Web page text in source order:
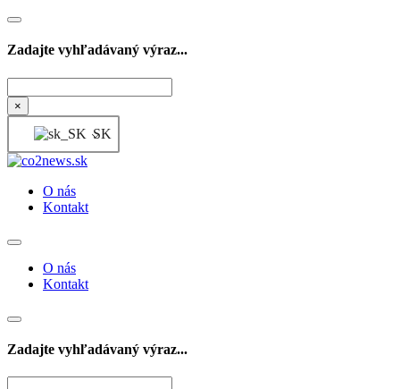
Zadajte vyhľadávaný výraz...
×
SK
O nás
Kontakt
O nás
Kontakt
Zadajte vyhľadávaný výraz...